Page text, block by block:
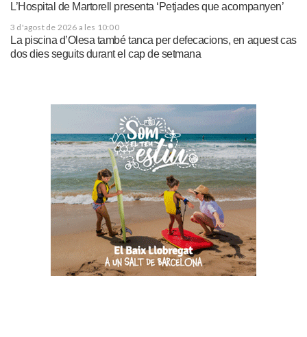
L’Hospital de Martorell presenta ‘Petjades que acompanyen’
3 d'agost de 2026 a les 10:00
La piscina d’Olesa també tanca per defecacions, en aquest cas
dos dies seguits durant el cap de setmana